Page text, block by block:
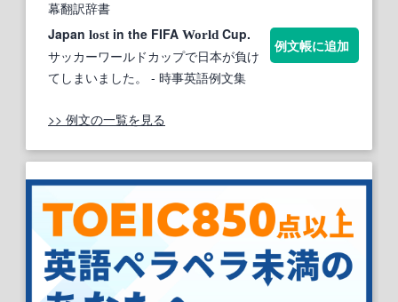
幕翻訳辞書
Japan lost in the FIFA World Cup.
サッカーワールドカップで日本が負け
てしまいました。
- 時事英語例文集
例文帳に追加
>> 例文の一覧を見る